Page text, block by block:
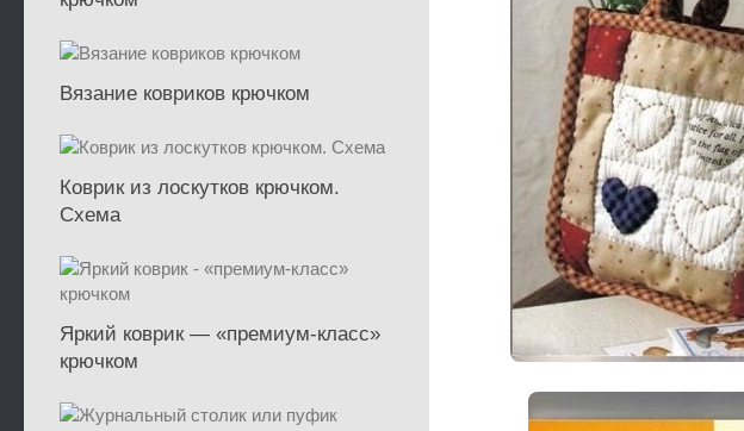
Вязание ковриков крючком
Коврик из лоскутков крючком.
Схема
Яркий коврик — «премиум-класс»
крючком